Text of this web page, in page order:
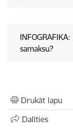
samaksu?
Drukāt lapu
Dalīties